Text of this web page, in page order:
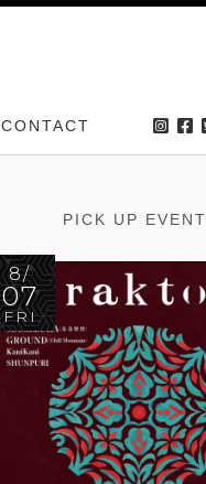
CONTACT
PICK UP EVENT
8/
07
FRI